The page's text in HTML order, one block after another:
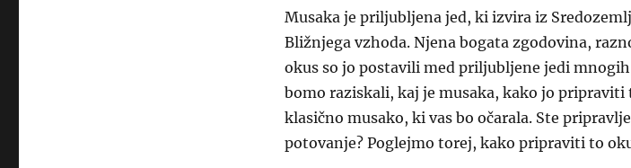
Musaka je priljubljena jed, ki izvira iz
Bližnjega vzhoda. Njena bogata zgodovina,
okus so jo postavili med priljubljene jedi
bomo raziskali, kaj je musaka, kako jo pripraviti
klasično musako, ki vas bo očarala. Ste
potovanje? Poglejmo torej, kako pripraviti to